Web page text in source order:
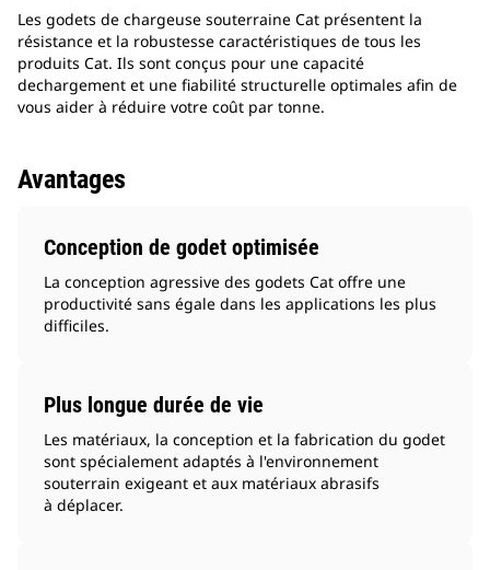
Les godets de chargeuse souterraine Cat présentent la
résistance et la robustesse caractéristiques de tous les
produits Cat. Ils sont conçus pour une capacité
dechargement et une fiabilité structurelle optimales afin de
vous aider à réduire votre coût par tonne.
Avantages
Conception de godet optimisée
La conception agressive des godets Cat offre une
productivité sans égale dans les applications les plus
difficiles.
Plus longue durée de vie
Les matériaux, la conception et la fabrication du godet
sont spécialement adaptés à l'environnement
souterrain exigeant et aux matériaux abrasifs
à déplacer.